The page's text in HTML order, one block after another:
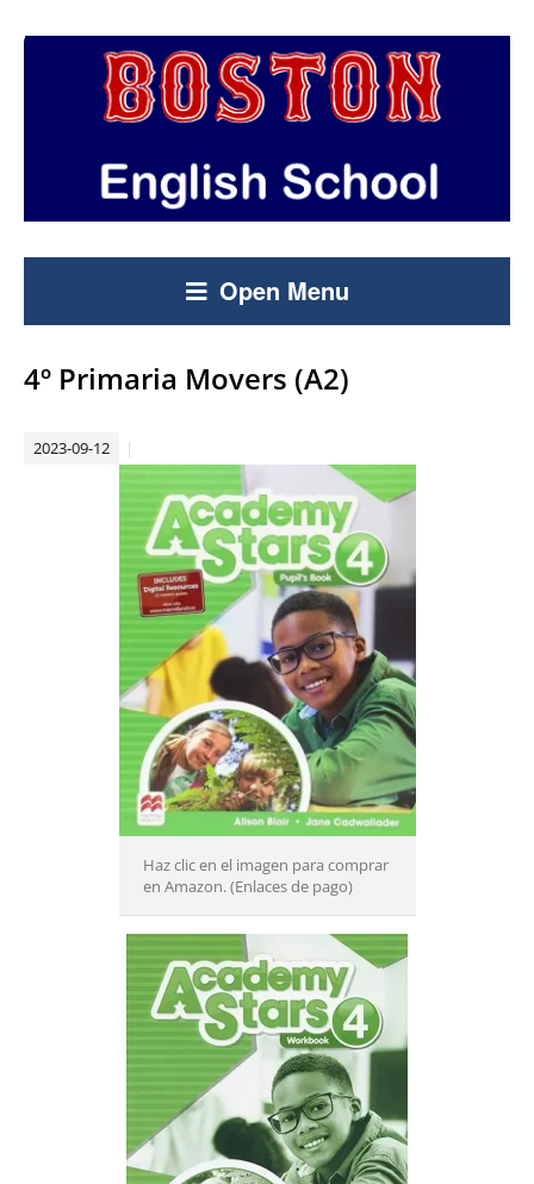
Open Menu
4º Primaria Movers (A2)
2023-09-12
Haz clic en el imagen para comprar
en Amazon. (Enlaces de pago)